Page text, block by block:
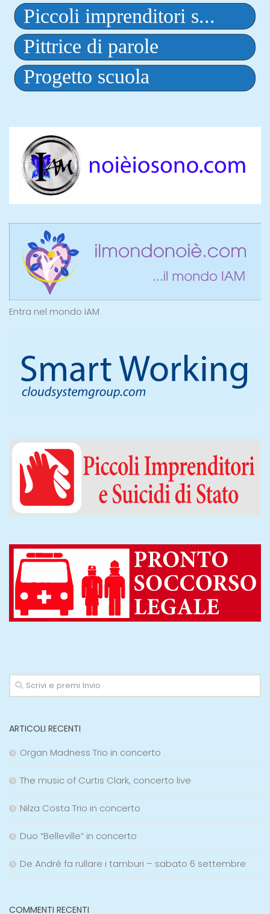
Entra nel mondo IAM
ARTICOLI RECENTI
Organ Madness Trio in concerto
The music of Curtis Clark, concerto live
Nilza Costa Trio in concerto
Duo “Belleville” in concerto
De André fa rullare i tamburi – sabato 6 settembre
COMMENTI RECENTI